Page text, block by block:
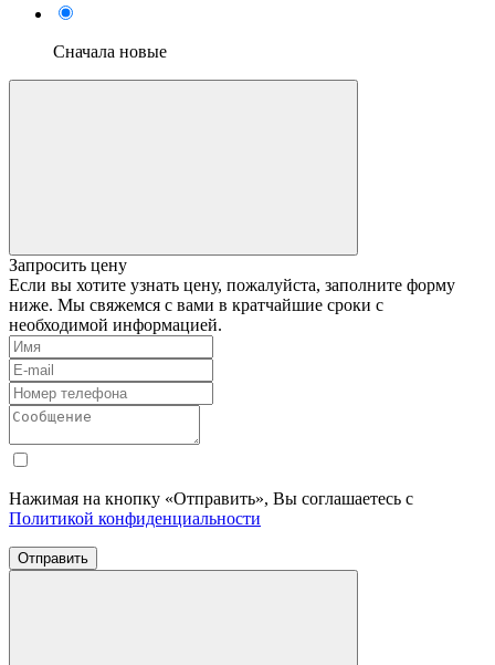
Сначала новые
Запросить цену
Если вы хотите узнать цену, пожалуйста, заполните форму
ниже. Мы свяжемся с вами в кратчайшие сроки с
необходимой информацией.
Нажимая на кнопку «Отправить», Вы соглашаетесь с
Политикой конфиденциальности
Отправить